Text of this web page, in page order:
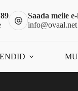
Saada meile
info@ovaal.net